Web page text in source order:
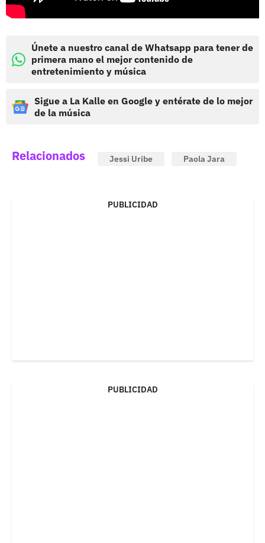
Únete a nuestro canal de Whatsapp para tener de
primera mano el mejor contenido de
entretenimiento y música
Sigue a La Kalle en Google y entérate de lo mejor
de la música
Relacionados Jessi Uribe Paola Jara
PUBLICIDAD
PUBLICIDAD